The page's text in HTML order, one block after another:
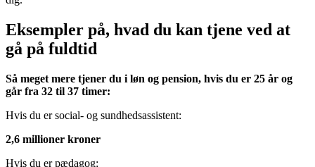
Eksempler på, hvad du kan tjene ved at
gå på fuldtid
Så meget mere tjener du i løn og pension, hvis du er 25 år og
går fra 32 til 37 timer:
Hvis du er social- og sundhedsassistent:
2,6 millioner kroner
Hvis du er pædagog: